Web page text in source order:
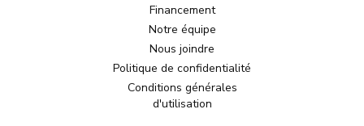
Financement
Notre équipe
Nous joindre
Politique de confidentialité
Conditions générales
d'utilisation